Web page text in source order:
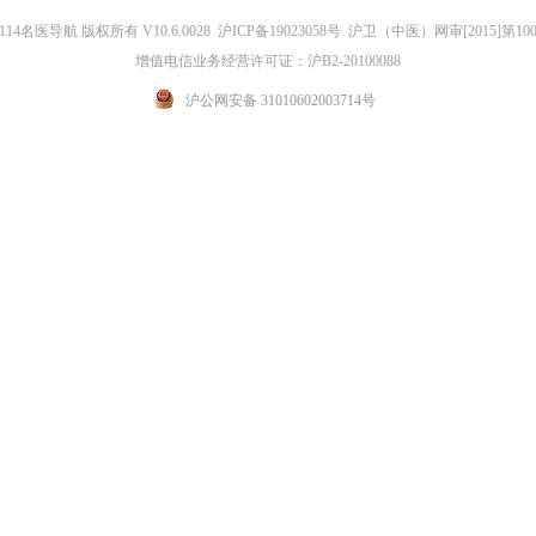
名医导航 版权所有 V10.6.0028 沪ICP备19023058号 沪卫（中医）网审[2015]第
增值电信业务经营许可证：沪B2-20100088
沪公网安备 31010602003714号